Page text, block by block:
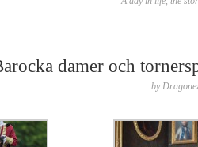
damer och
by